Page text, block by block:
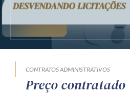
CONTRATOS ADMINISTRATIVOS
Preço contratado